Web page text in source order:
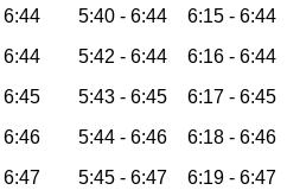
6:44 5:40 - 6:44 6:15 - 6:44
6:44 5:42 - 6:44 6:16 - 6:44
6:45 5:43 - 6:45 6:17 - 6:45
6:46 5:44 - 6:46 6:18 - 6:46
6:47 5:45 - 6:47 6:19 - 6:47